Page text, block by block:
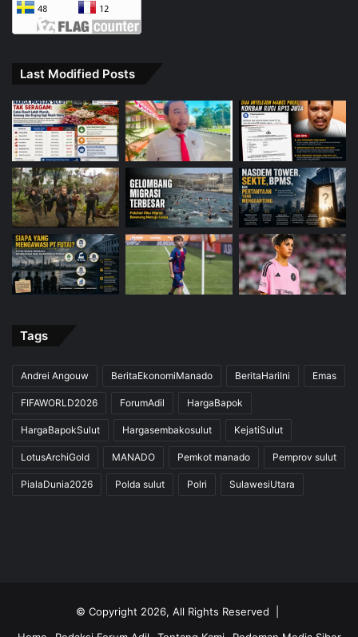
Last Modified Posts
Tags
Andrei Angouw BeritaEkonomiManado BeritaHariIni Emas
FIFAWORLD2026 ForumAdil HargaBapok
HargaBapokSulut Hargasembakosulut KejatiSulut
LotusArchiGold MANADO Pemkot manado Pemprov sulut
PialaDunia2026 Polda sulut Polri SulawesiUtara
© Copyright 2026, All Rights Reserved |